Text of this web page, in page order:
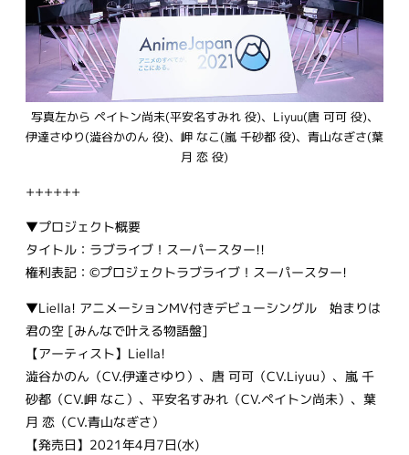
写真左から ペイトン尚未(平安名すみれ 役)、Liyuu(唐 可可 役)、
伊達さゆり(澁谷かのん 役)、岬 なこ(嵐 千砂都 役)、青山なぎさ(葉
月 恋 役)
++++++
▼プロジェクト概要
タイトル：ラブライブ！スーパースター!!
権利表記：©プロジェクトラブライブ！スーパースター!
▼Liella! アニメーションMV付きデビューシングル 始まりは
君の空 [みんなで叶える物語盤]
【アーティスト】Liella!
澁谷かのん（CV.伊達さゆり）、唐 可可（CV.Liyuu）、嵐 千
砂都（CV.岬 なこ）、平安名すみれ（CV.ペイトン尚未）、葉
月 恋（CV.青山なぎさ）
【発売日】2021年4月7日(水)